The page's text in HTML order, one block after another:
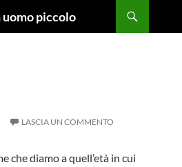
piccolo
LASCIA UN COMMENTO
che diamo a quell’età in cui